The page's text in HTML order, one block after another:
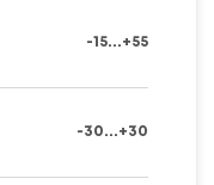
-15...+55
-30...+30